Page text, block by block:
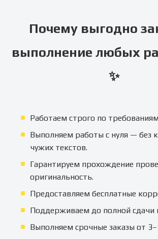
Почему выгодно
выполнение любых
✨
Работаем строго по
Выполняем работы с нуля — без
чужих текстов.
Гарантируем прохождение
оригинальность.
Предоставляем бесплатные
Поддерживаем до полной сдачи
Выполняем срочные заказы от